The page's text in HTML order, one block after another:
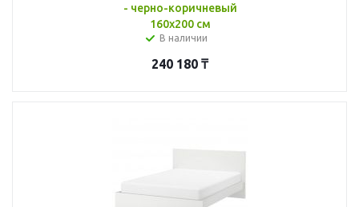
- черно-коричневый
160x200 см
В наличии
240 180 ₸